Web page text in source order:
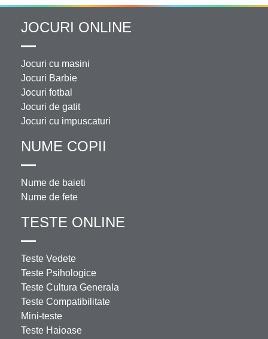
JOCURI ONLINE
Jocuri cu masini
Jocuri Barbie
Jocuri fotbal
Jocuri de gatit
Jocuri cu impuscaturi
NUME COPII
Nume de baieti
Nume de fete
TESTE ONLINE
Teste Vedete
Teste Psihologice
Teste Cultura Generala
Teste Compatibilitate
Mini-teste
Teste Haioase